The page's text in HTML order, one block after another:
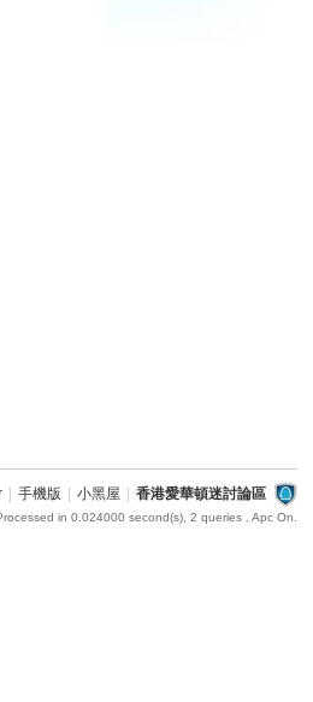
手機版 小黑屋 香港愛華頓迷討論區
in 0.024000 second(s), 2 queries , Apc On.